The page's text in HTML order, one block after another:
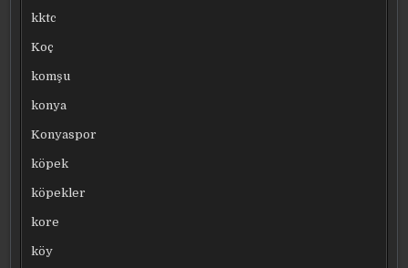
kktc
Koç
komşu
konya
Konyaspor
köpek
köpekler
kore
köy